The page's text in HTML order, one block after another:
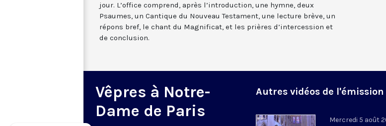
jour. L’office comprend, après l’introduction, une hymne, deux
Psaumes, un Cantique du Nouveau Testament, une lecture brève, un
répons bref, le chant du Magnificat, et les prières d’intercession et
de conclusion.
Vêpres à Notre-
Dame de Paris
Autres vidéos de l'émission
Mercredi 5 août